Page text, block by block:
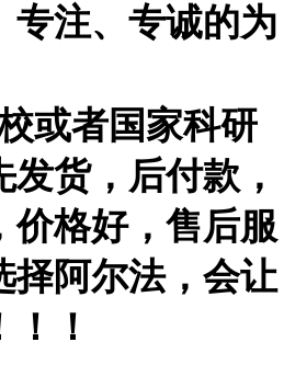
专注、专诚的为
或者国家科研
货，后付款，
价格好，售后服
择阿尔法，会让
！